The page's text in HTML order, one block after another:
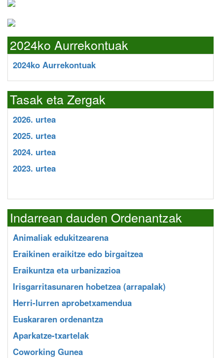
2024ko Aurrekontuak
2024ko Aurrekontuak
Tasak eta Zergak
2026. urtea
2025. urtea
2024. urtea
2023. urtea
Indarrean dauden Ordenantzak
Animaliak edukitzearena
Eraikinen eraikitze edo birgaitzea
Eraikuntza eta urbanizazioa
Irisgarritasunaren hobetzea (arrapalak)
Herri-lurren aprobetxamendua
Euskararen ordenantza
Aparkatze-txartelak
Coworking Gunea